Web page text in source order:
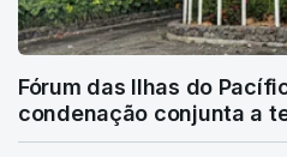
Fórum das Ilhas do
condenação conjunta a